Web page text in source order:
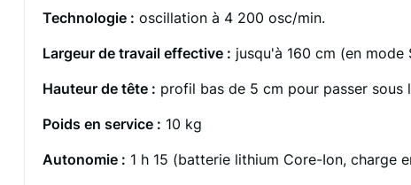
Technologie : oscillation à 4 200 osc/min.
Largeur de travail effective : jusqu'à 160 cm (en mode
Hauteur de tête : profil bas de 5 cm pour passer sous
Poids en service : 10 kg
Autonomie : 1 h 15 (batterie lithium Core-Ion, charge